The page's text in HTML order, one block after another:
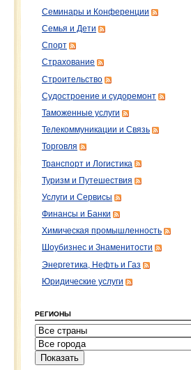
Семинары и Конференции
Семья и Дети
Спорт
Страхование
Строительство
Судостроение и судоремонт
Таможенные услуги
Телекоммуникации и Связь
Торговля
Транспорт и Логистика
Туризм и Путешествия
Услуги и Сервисы
Финансы и Банки
Химическая промышленность
Шоубизнес и Знаменитости
Энергетика, Нефть и Газ
Юридические услуги
РЕГИОНЫ